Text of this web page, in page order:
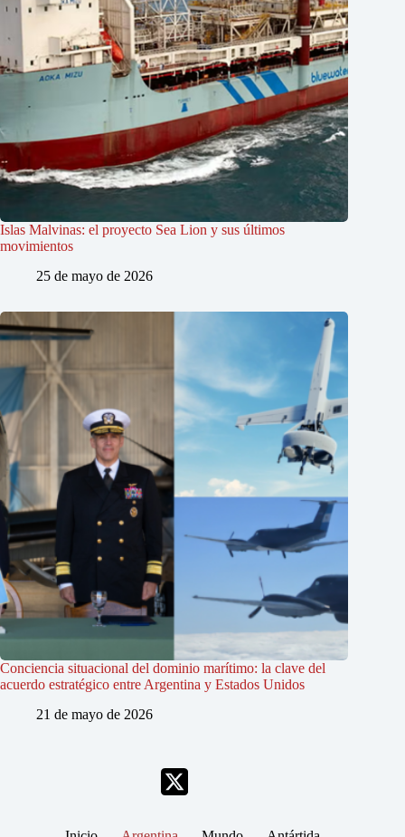
Islas Malvinas: el proyecto Sea Lion y sus últimos
movimientos
25 de mayo de 2026
Conciencia situacional del dominio marítimo: la clave del
acuerdo estratégico entre Argentina y Estados Unidos
21 de mayo de 2026